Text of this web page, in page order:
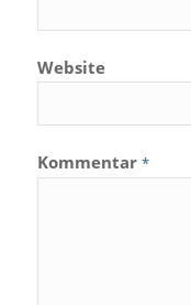
Website
Kommentar *